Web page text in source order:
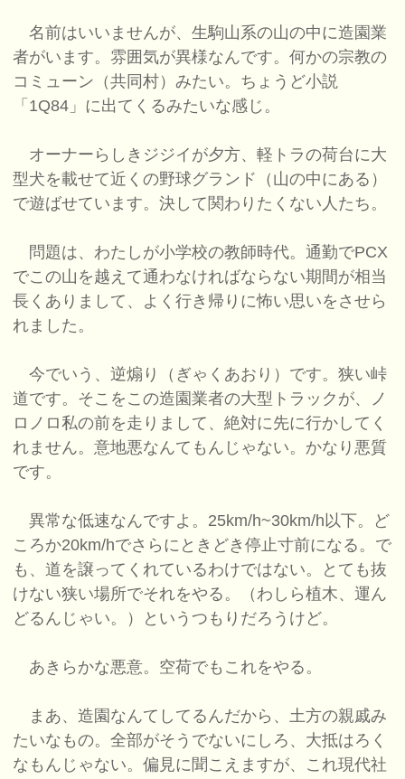
名前はいいませんが、生駒山系の山の中に造園業
者がいます。雰囲気が異様なんです。何かの宗教の
コミューン（共同村）みたい。ちょうど小説
「1Q84」に出てくるみたいな感じ。
オーナーらしきジジイが夕方、軽トラの荷台に大
型犬を載せて近くの野球グランド（山の中にある）
で遊ばせています。決して関わりたくない人たち。
問題は、わたしが小学校の教師時代。通勤でPCX
でこの山を越えて通わなければならない期間が相当
長くありまして、よく行き帰りに怖い思いをさせら
れました。
今でいう、逆煽り（ぎゃくあおり）です。狭い峠
道です。そこをこの造園業者の大型トラックが、ノ
ロノロ私の前を走りまして、絶対に先に行かしてく
れません。意地悪なんてもんじゃない。かなり悪質
です。
異常な低速なんですよ。25km/h~30km/h以下。ど
ころか20km/hでさらにときどき停止寸前になる。で
も、道を譲ってくれているわけではない。とても抜
けない狭い場所でそれをやる。（わしら植木、運ん
どるんじゃい。）というつもりだろうけど。
あきらかな悪意。空荷でもこれをやる。
まあ、造園なんてしてるんだから、土方の親戚み
たいなもの。全部がそうでないにしろ、大抵はろく
なもんじゃない。偏見に聞こえますが、これ現代社